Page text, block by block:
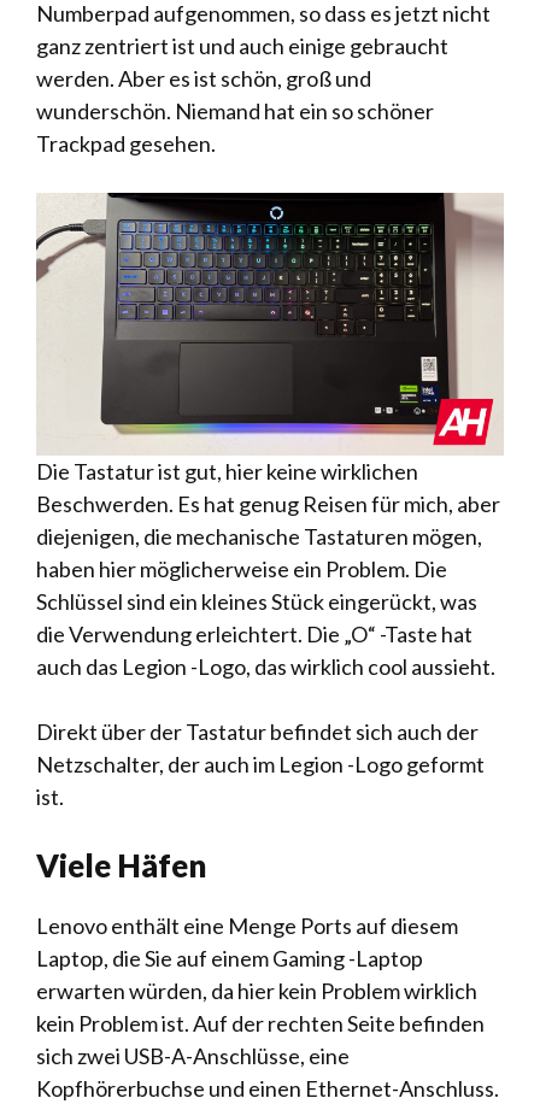
Numberpad aufgenommen, so dass es jetzt nicht
ganz zentriert ist und auch einige gebraucht
werden. Aber es ist schön, groß und
wunderschön. Niemand hat ein so schöner
Trackpad gesehen.
Die Tastatur ist gut, hier keine wirklichen
Beschwerden. Es hat genug Reisen für mich, aber
diejenigen, die mechanische Tastaturen mögen,
haben hier möglicherweise ein Problem. Die
Schlüssel sind ein kleines Stück eingerückt, was
die Verwendung erleichtert. Die „O“ -Taste hat
auch das Legion -Logo, das wirklich cool aussieht.
Direkt über der Tastatur befindet sich auch der
Netzschalter, der auch im Legion -Logo geformt
ist.
Viele Häfen
Lenovo enthält eine Menge Ports auf diesem
Laptop, die Sie auf einem Gaming -Laptop
erwarten würden, da hier kein Problem wirklich
kein Problem ist. Auf der rechten Seite befinden
sich zwei USB-A-Anschlüsse, eine
Kopfhörerbuchse und einen Ethernet-Anschluss.